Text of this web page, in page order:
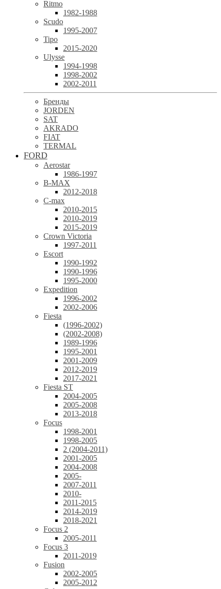
Ritmo
1982-1988
Scudo
1995-2007
Tipo
2015-2020
Ulysse
1994-1998
1998-2002
2002-2011
Бренды
JORDEN
SAT
AKRADO
FIAT
TERMAL
FORD
Aerostar
1986-1997
B-MAX
2012-2018
C-max
2010-2015
2010-2019
2015-2019
Crown Victoria
1997-2011
Escort
1990-1992
1990-1996
1995-2000
Expedition
1996-2002
2002-2006
Fiesta
(1996-2002)
(2002-2008)
1989-1996
1995-2001
2001-2009
2012-2019
2017-2021
Fiesta ST
2004-2005
2005-2008
2013-2018
Focus
1998-2001
1998-2005
2 (2004-2011)
2001-2005
2004-2008
2005-
2007-2011
2010-
2011-2015
2014-2019
2018-2021
Focus 2
2005-2011
Focus 3
2011-2019
Fusion
2002-2005
2005-2012